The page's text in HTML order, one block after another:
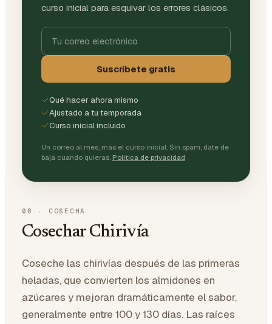
curso inicial para esquivar los errores clásicos.
Suscríbete gratis
Qué hacer ahora mismo
Ajustado a tu temporada
Curso inicial incluido
Un correo al mes, más el curso inicial. Sin spam, date de
baja cuando quieras. Política de privacidad
08 · COSECHA
Cosechar Chirivía
Coseche las chirivías después de las primeras
heladas, que convierten los almidones en
azúcares y mejoran dramáticamente el sabor,
generalmente entre 100 y 130 días. Las raíces